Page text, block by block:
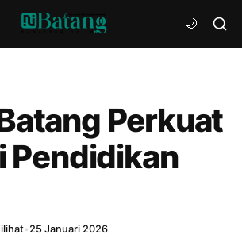
Perkuat
Pendidikan
•25 Januari 2026